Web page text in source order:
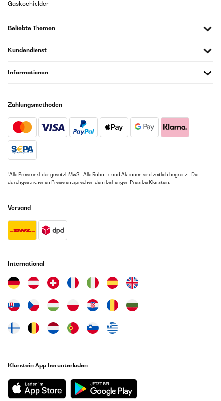
Gaskochfelder
Beliebte Themen
Kundendienst
Informationen
Zahlungsmethoden
*Alle Preise inkl. der gesetzl. MwSt. Alle Rabatte und Aktionen sind zeitlich begrenzt. Die
durchgestrichenen Preise entsprechen dem bisherigen Preis bei Klarstein.
Versand
International
Klarstein App herunterladen